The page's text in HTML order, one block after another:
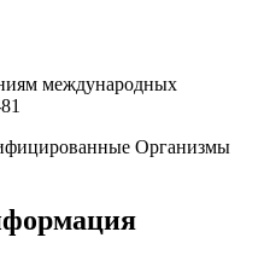
международных
Организмы